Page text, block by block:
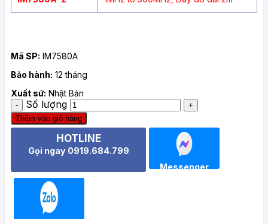
Mã SP: IM7580A
Bảo hành: 12 tháng
Xuất sứ: Nhật Bản
Số lượng
Thêm vào giỏ hàng
HOTLINE
Gọi ngay 0919.684.799
Messenger